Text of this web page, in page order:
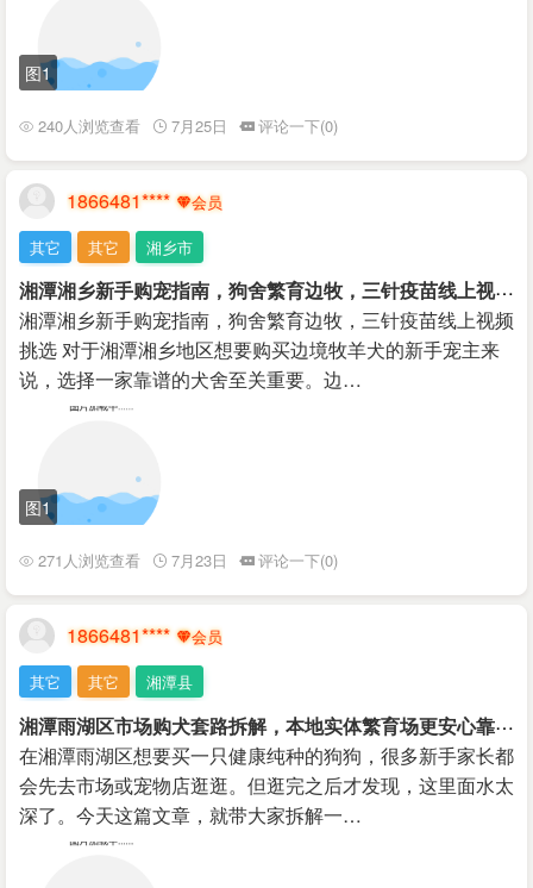
图1
240人浏览查看 7月25日 评论一下(0)
1866481****
其它 其它 湘乡市
湘
潭湘乡新手购宠指南，狗舍繁育边牧，三针疫苗线上视频挑选
湘潭湘乡新手购宠指南，狗舍繁育边牧，三针疫苗线上视频
挑选 对于湘潭湘乡地区想要购买边境牧羊犬的新手宠主来
说，选择一家靠谱的犬舍至关重要。边…
图1
271人浏览查看 7月23日 评论一下(0)
1866481****
其它 其它 湘潭县
湘
潭雨湖区市场购犬套路拆解，本地实体繁育场更安心靠谱
在湘潭雨湖区想要买一只健康纯种的狗狗，很多新手家长都
会先去市场或宠物店逛逛。但逛完之后才发现，这里面水太
深了。今天这篇文章，就带大家拆解一…